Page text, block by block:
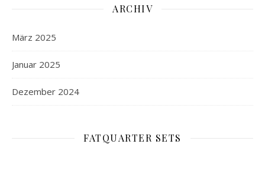
ARCHIV
März 2025
Januar 2025
Dezember 2024
FATQUARTER SETS